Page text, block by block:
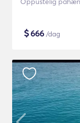
$666 /dag